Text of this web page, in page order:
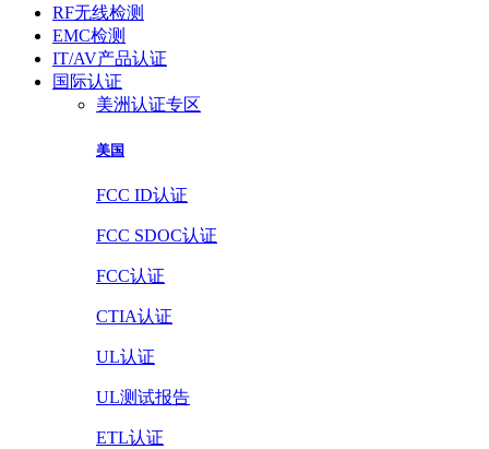
RF无线检测
EMC检测
IT/AV产品认证
国际认证
美洲认证专区
美国
FCC ID认证
FCC SDOC认证
FCC认证
CTIA认证
UL认证
UL测试报告
ETL认证